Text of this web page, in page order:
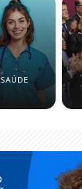
SAÚDE